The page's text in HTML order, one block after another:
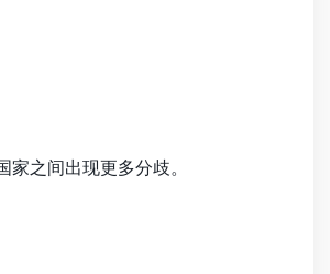
之间出现更多分歧。